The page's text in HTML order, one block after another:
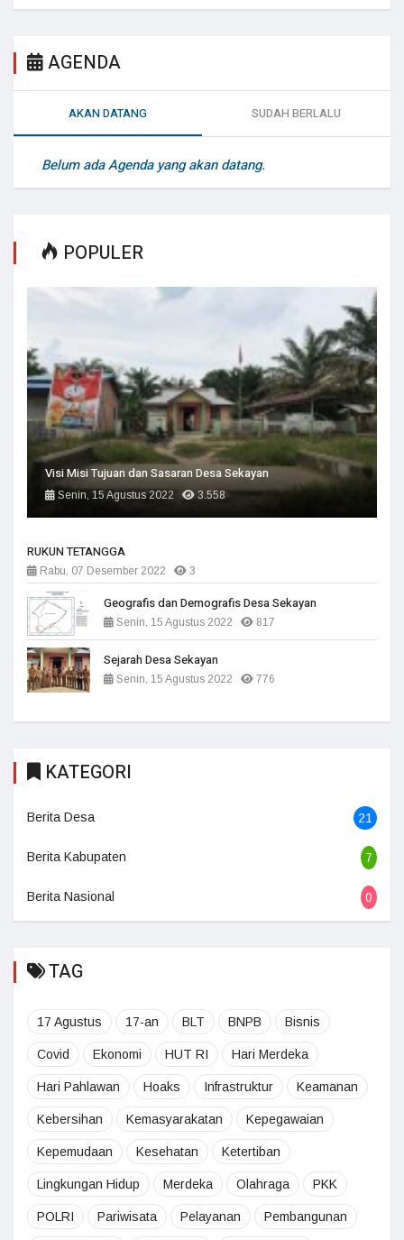
AGENDA
AKAN DATANG SUDAH BERLALU
Belum ada Agenda yang akan datang.
POPULER
Visi Misi Tujuan dan Sasaran Desa Sekayan
Senin, 15 Agustus 2022 3.558
RUKUN TETANGGA
Rabu, 07 Desember 2022 3
Geografis dan Demografis Desa Sekayan
Senin, 15 Agustus 2022 817
Sejarah Desa Sekayan
Senin, 15 Agustus 2022 776
KATEGORI
Berita Desa 21
Berita Kabupaten 7
Berita Nasional 0
TAG
17 Agustus 17-an BLT BNPB Bisnis
Covid Ekonomi HUT RI Hari Merdeka
Hari Pahlawan Hoaks Infrastruktur Keamanan
Kebersihan Kemasyarakatan Kepegawaian
Kepemudaan Kesehatan Ketertiban
Lingkungan Hidup Merdeka Olahraga PKK
POLRI Pariwisata Pelayanan Pembangunan